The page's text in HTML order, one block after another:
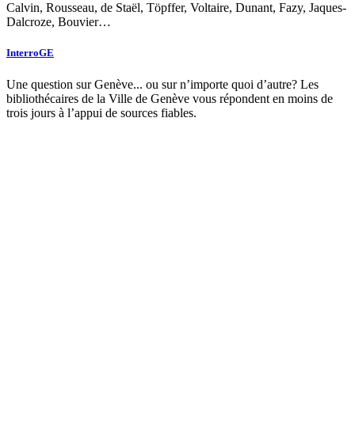
Calvin, Rousseau, de Staël, Töpffer, Voltaire, Dunant, Fazy, Jaques-
Dalcroze, Bouvier…
InterroGE
Une question sur Genève... ou sur n’importe quoi d’autre? Les
bibliothécaires de la Ville de Genève vous répondent en moins de
trois jours à l’appui de sources fiables.